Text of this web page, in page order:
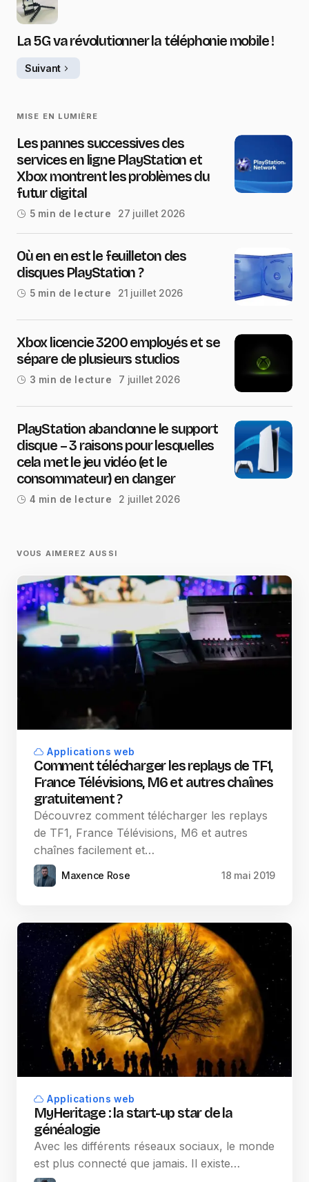
La 5G va révolutionner la téléphonie mobile !
Suivant
MISE EN LUMIÈRE
Les pannes successives des
services en ligne PlayStation et
Xbox montrent les problèmes du
futur digital
5 min de lecture 27 juillet 2026
Où en en est le feuilleton des
disques PlayStation ?
5 min de lecture 21 juillet 2026
Xbox licencie 3200 employés et se
sépare de plusieurs studios
3 min de lecture 7 juillet 2026
PlayStation abandonne le support
disque – 3 raisons pour lesquelles
cela met le jeu vidéo (et le
consommateur) en danger
4 min de lecture 2 juillet 2026
VOUS AIMEREZ AUSSI
Applications web
Comment télécharger les replays de TF1,
France Télévisions, M6 et autres chaînes
gratuitement ?
Découvrez comment télécharger les replays
de TF1, France Télévisions, M6 et autres
chaînes facilement et…
Maxence Rose 18 mai 2019
Applications web
MyHeritage : la start-up star de la
généalogie
Avec les différents réseaux sociaux, le monde
est plus connecté que jamais. Il existe…